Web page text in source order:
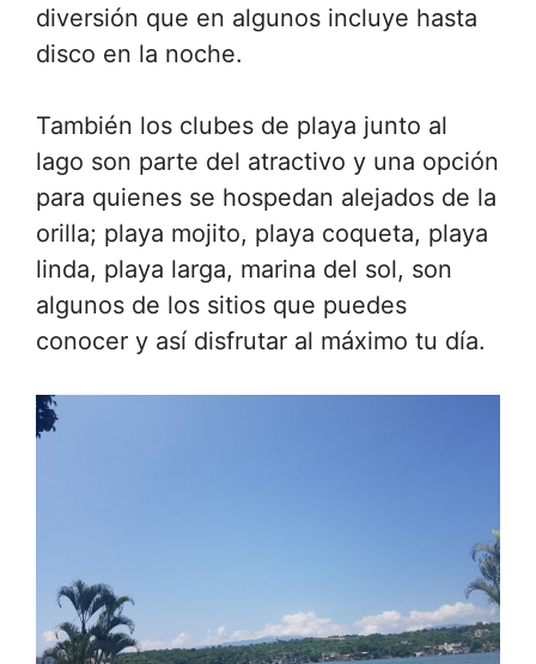
diversión que en algunos incluye hasta
disco en la noche.
También los clubes de playa junto al
lago son parte del atractivo y una opción
para quienes se hospedan alejados de la
orilla; playa mojito, playa coqueta, playa
linda, playa larga, marina del sol, son
algunos de los sitios que puedes
conocer y así disfrutar al máximo tu día.